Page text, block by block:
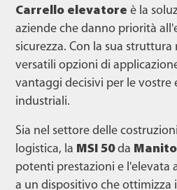
Carrello elevatore è la
aziende che danno priorità
sicurezza. Con la sua struttura
versatili opzioni di
vantaggi decisivi per le vostre
industriali.
Sia nel settore delle
logistica, la MSI 50da
potenti prestazioni e l'elevata
a un dispositivo che ottimizza